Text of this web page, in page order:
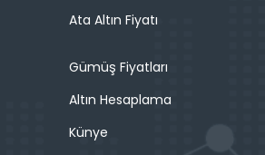
Ata Altın Fiyatı
Gümüş Fiyatları
Altın Hesaplama
Künye